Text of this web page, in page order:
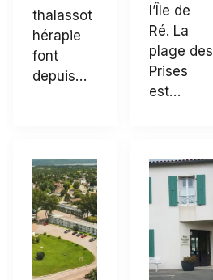
thalassot
hérapie
font
depuis…
l’Île de
Ré. La
plage des
Prises
est…